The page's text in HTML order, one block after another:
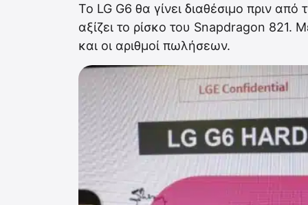
Το LG G6 θα γίνει διαθέσιμο πριν από
αξίζει το ρίσκο του Snapdragon 821.
και οι αριθμοί πωλήσεων.